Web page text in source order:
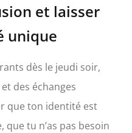
et laisser
unique
dès le jeudi soir,
des échanges
que ton identité est
tu n’as pas besoin